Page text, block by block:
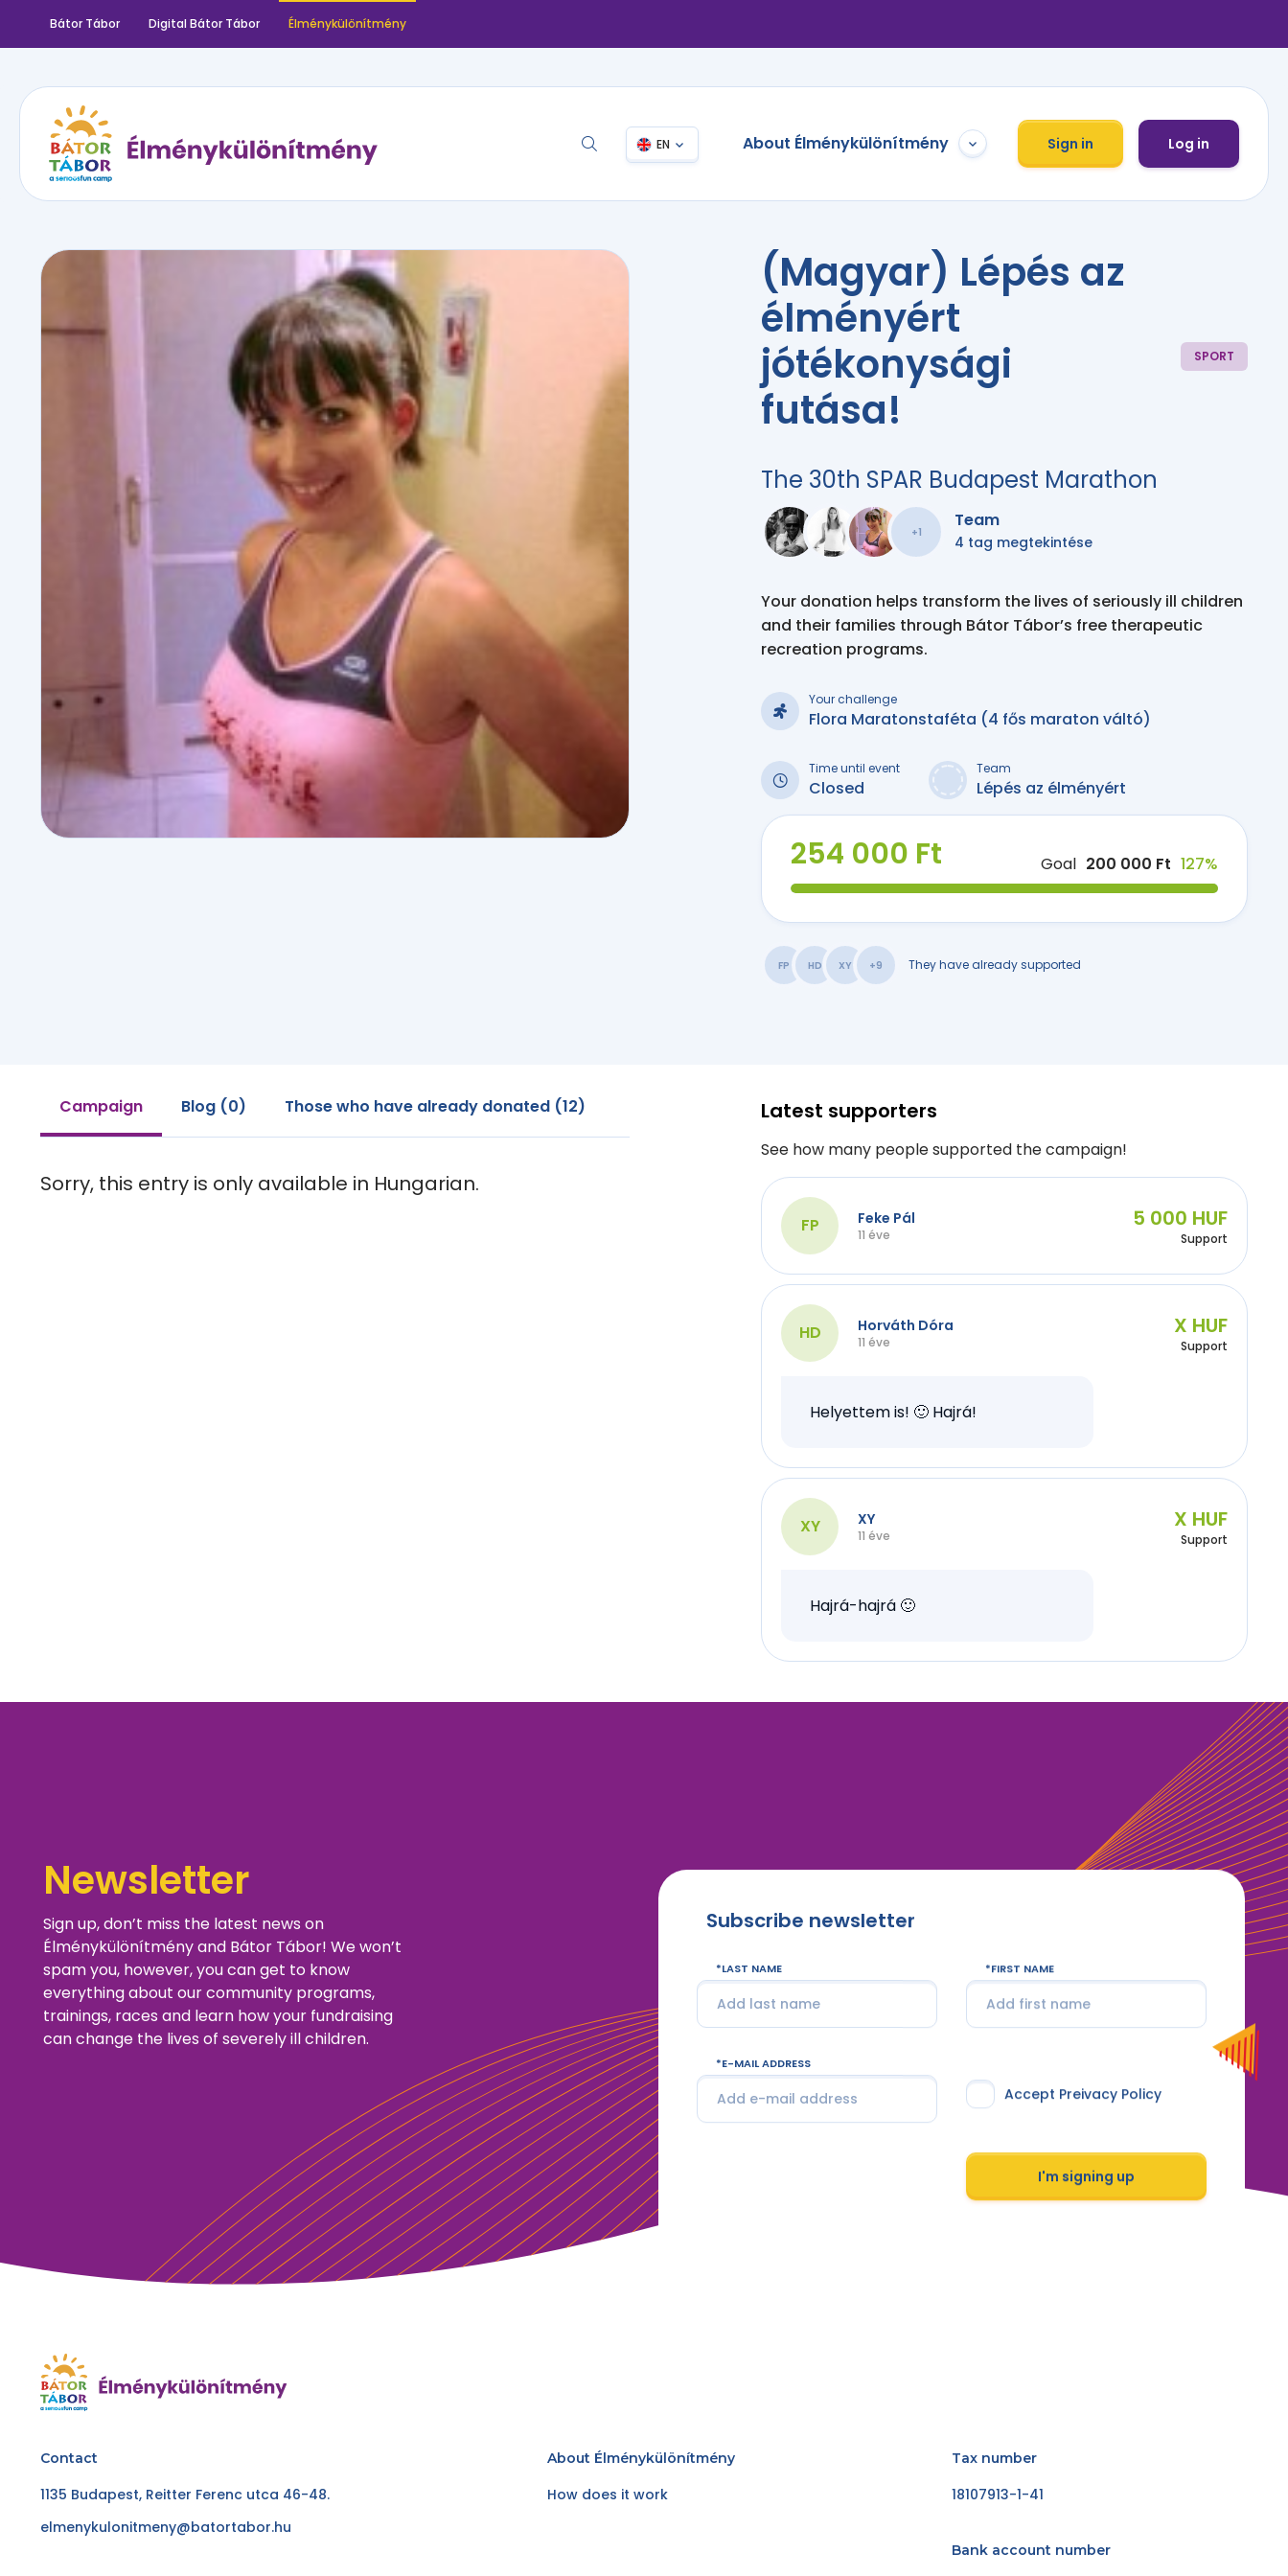
Bátor Tábor Digital Bátor Tábor Élménykülönítmény
EN About Élménykülönítmény Sign in Log in
(Magyar) Lépés az
élményért
jótékonysági
futása!
SPORT
The 30th SPAR Budapest Marathon
+1
Team
4 tag megtekintése
Your donation helps transform the lives of seriously ill children
and their families through Bátor Tábor’s free therapeutic
recreation programs.
Your challenge
Flora Maratonstaféta (4 fős maraton váltó)
Time until event
Closed
Team
Lépés az élményért
254 000 Ft Goal 200 000 Ft 127%
FP HD XY +9 They have already supported
Campaign Blog (0) Those who have already donated (12)
Sorry, this entry is only available in Hungarian.
Latest supporters
See how many people supported the campaign!
FP Feke Pál
11 éve
5 000 HUF
Support
HD Horváth Dóra
11 éve
X HUF
Support
Helyettem is! 🙂 Hajrá!
XY XY
11 éve
X HUF
Support
Hajrá-hajrá 🙂
Newsletter
Sign up, don’t miss the latest news on
Élménykülönítmény and Bátor Tábor! We won’t
spam you, however, you can get to know
everything about our community programs,
trainings, races and learn how your fundraising
can change the lives of severely ill children.
Subscribe newsletter
LAST NAME FIRST NAME
E-MAIL ADDRESS
Accept Preivacy Policy
I'm signing up
Contact
1135 Budapest, Reitter Ferenc utca 46-48.
elmenykulonitmeny@batortabor.hu
About Élménykülönítmény
How does it work
Tax number
18107913-1-41
Bank account number